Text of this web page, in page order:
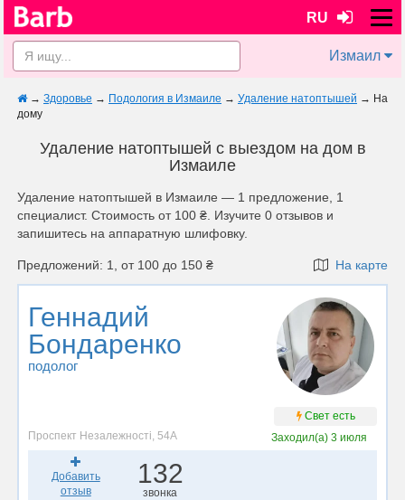
RU
Измаил
→ Здоровье → Подология в Измаиле → Удаление натоптышей → На
дому
Удаление натоптышей с выездом на дом в
Измаиле
Удаление натоптышей в Измаиле — 1 предложение, 1
специалист. Стоимость от 100 ₴. Изучите 0 отзывов и
запишитесь на аппаратную шлифовку.
Предложений: 1, от 100 до 150 ₴ На карте
Геннадий
Бондаренко
подолог
Свет есть
Проспект Незалежності, 54А
Заходил(а) 3 июля
Добавить
отзыв
132
звонка